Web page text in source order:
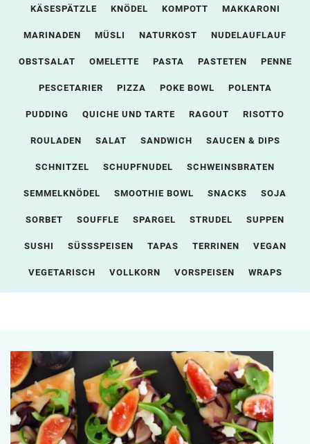
KÄSESPÄTZLE KNÖDEL KOMPOTT MAKKARONI
MARINADEN MÜSLI NATURKOST NUDELAUFLAUF
OBSTSALAT OMELETTE PASTA PASTETEN PENNE
PESCETARIER PIZZA POKE BOWL POLENTA
PUDDING QUICHE UND TARTE RAGOUT RISOTTO
ROULADEN SALAT SANDWICH SAUCEN & DIPS
SCHNITZEL SCHUPFNUDEL SCHWEINSBRATEN
SEMMELKNÖDEL SMOOTHIE BOWL SNACKS SOJA
SORBET SOUFFLE SPARGEL STRUDEL SUPPEN
SUSHI SÜSSSPEISEN TAPAS TERRINEN VEGAN
VEGETARISCH VOLLKORN VORSPEISEN WRAPS